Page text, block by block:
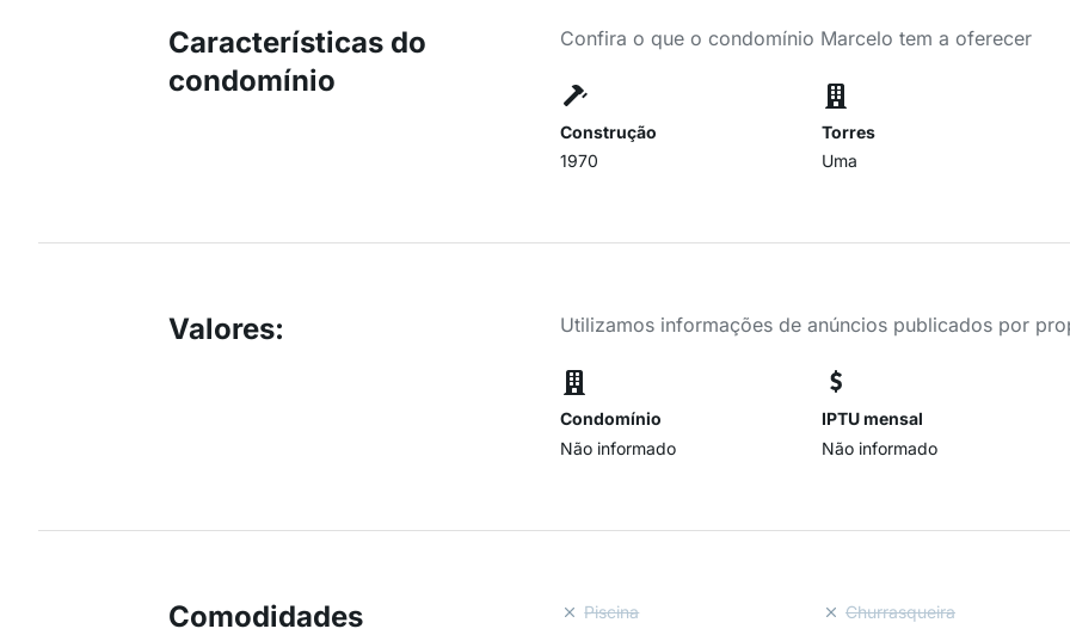
Características do
condomínio
Confira o que o condomínio Marcelo tem a oferecer
Construção
1970
Torres
Uma
Valores: Utilizamos informações de anúncios publicados por
Condomínio
Não informado
IPTU mensal
Não informado
Comodidades
Piscina Churrasqueira